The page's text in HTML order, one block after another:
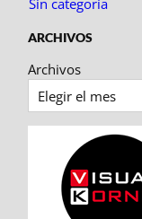
Sin categoría
ARCHIVOS
Archivos